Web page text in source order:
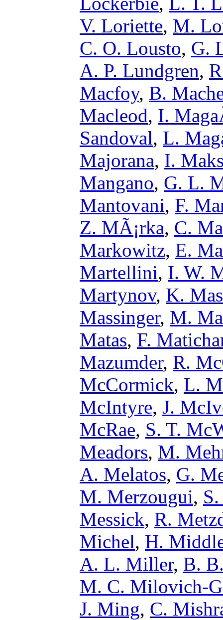
V. Loriette, M.
C. O. Lousto, G.
A. P. Lundgren,
Macfoy, B.
Macleod, I.
Sandoval, L.
Majorana, I.
Mangano, G. L.
Mantovani, F.
Z. MÃ¡rka, C.
Markowitz, E.
Martellini, I. W.
Martynov, K.
Massinger, M.
Matas, F.
Mazumder, R.
McCormick, L.
McIntyre, J.
McRae, S. T.
Meadors, M.
A. Melatos, G.
M. Merzougui,
Messick, R.
Michel, H.
A. L. Miller, B.
M. C. Milovich-
J. Ming, C.